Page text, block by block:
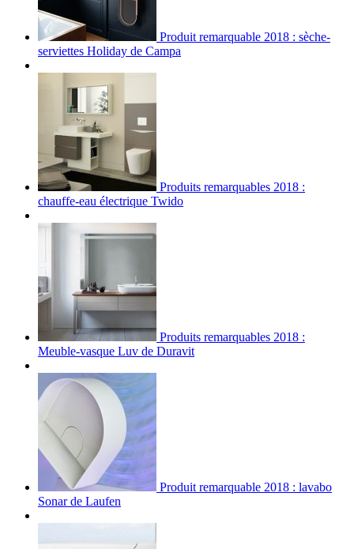
Produit remarquable 2018 : sèche-
serviettes Holiday de Campa
Produits remarquables 2018 :
chauffe-eau électrique Twido
Produits remarquables 2018 :
Meuble-vasque Luv de Duravit
Produit remarquable 2018 : lavabo
Sonar de Laufen